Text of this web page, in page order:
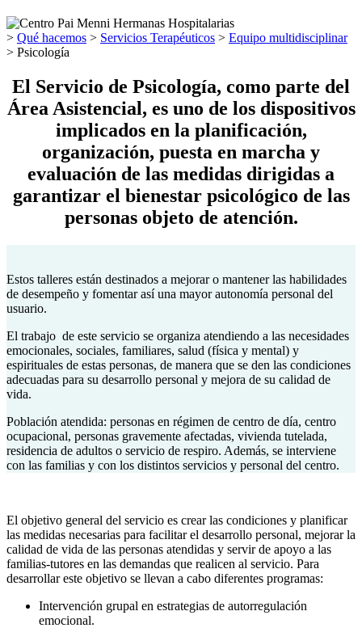
> Qué hacemos > Servicios Terapéuticos > Equipo multidisciplinar
> Psicología
El Servicio de Psicología, como parte del
Área Asistencial, es uno de los dispositivos
implicados en la planificación,
organización, puesta en marcha y
evaluación de las medidas dirigidas a
garantizar el bienestar psicológico de las
personas objeto de atención.
Estos talleres están destinados a mejorar o mantener las habilidades
de desempeño y fomentar así una mayor autonomía personal del
usuario.
El trabajo de este servicio se organiza atendiendo a las necesidades
emocionales, sociales, familiares, salud (física y mental) y
espirituales de estas personas, de manera que se den las condiciones
adecuadas para su desarrollo personal y mejora de su calidad de
vida.
Población atendida: personas en régimen de centro de día, centro
ocupacional, personas gravemente afectadas, vivienda tutelada,
residencia de adultos o servicio de respiro. Además, se interviene
con las familias y con los distintos servicios y personal del centro.
El objetivo general del servicio es crear las condiciones y planificar
las medidas necesarias para facilitar el desarrollo personal, mejorar la
calidad de vida de las personas atendidas y servir de apoyo a las
familias-tutores en las demandas que realicen al servicio. Para
desarrollar este objetivo se llevan a cabo diferentes programas:
Intervención grupal en estrategias de autorregulación
emocional.